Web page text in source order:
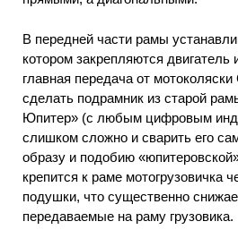
В передней части рамы
котором закрепляются двигатель
главная передача от
сделать подрамник из старой
Юпитер» (с любым цифровым
слишком сложно и сварить его
образу и подобию
крепится к раме мотогрузовичка
подушки, что существенно
передаваемые на раму грузовика.